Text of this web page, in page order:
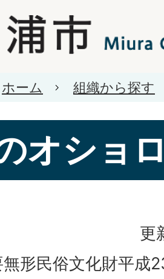
ホーム 組織から探す
オショ
更
無形民俗文化財平成